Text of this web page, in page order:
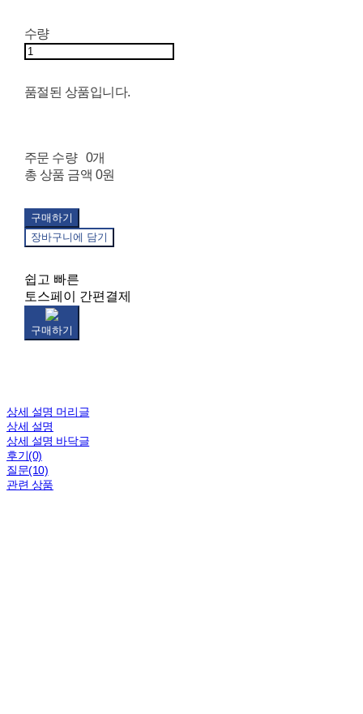
수량
품절된 상품입니다.
주문 수량
0개
총 상품 금액 0원
구매하기
장바구니에 담기
쉽고 빠른
토스페이 간편결제
구매하기
상세 설명 머리글
상세 설명
상세 설명 바닥글
후기(0)
질문(10)
관련 상품